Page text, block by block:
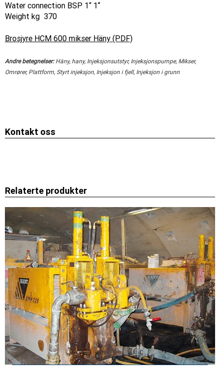
Water connection BSP 1“ 1“
Weight kg 370
Brosjyre HCM 600 mikser Häny (PDF)
Andre betegnelser:Häny, hany, Injeksjonsutstyr, Injeksjonspumpe, Mikser,
Omrører, Plattform, Styrt injeksjon, Injeksjon i fjell, Injeksjon i grunn
Kontakt oss
Relaterte produkter